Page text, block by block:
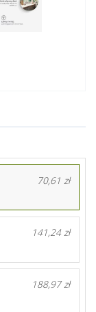
70,61 zł
141,24 zł
188,97 zł